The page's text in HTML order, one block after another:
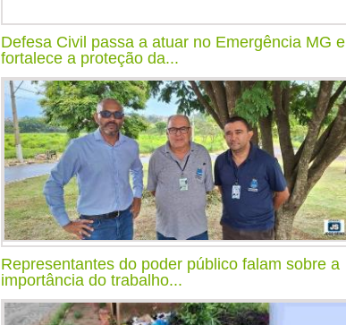
Defesa Civil passa a atuar no Emergência MG e
fortalece a proteção da...
Representantes do poder público falam sobre a
importância do trabalho...